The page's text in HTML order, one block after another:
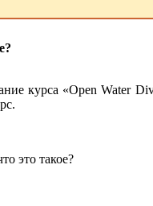
курса «Open Water
это такое?